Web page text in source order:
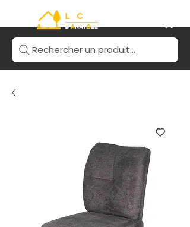
Rechercher un produit...